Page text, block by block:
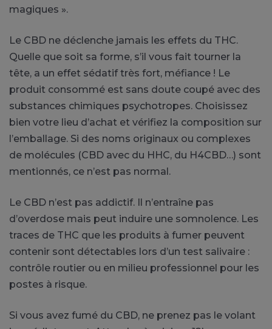
magiques ».
Le CBD ne déclenche jamais les effets du THC.
Quelle que soit sa forme, s’il vous fait tourner la
tête, a un effet sédatif très fort, méfiance ! Le
produit consommé est sans doute coupé avec des
substances chimiques psychotropes. Choisissez
bien votre lieu d’achat et vérifiez la composition sur
l’emballage. Si des noms originaux ou complexes
de molécules (CBD avec du HHC, du H4CBD…) sont
mentionnés, ce n’est pas normal.
Le CBD n’est pas addictif. Il n’entraîne pas
d’overdose mais peut induire une somnolence. Les
traces de THC que les produits à fumer peuvent
contenir sont détectables lors d’un test salivaire :
contrôle routier ou en milieu professionnel pour les
postes à risque.
Si vous avez fumé du CBD, ne prenez pas le volant